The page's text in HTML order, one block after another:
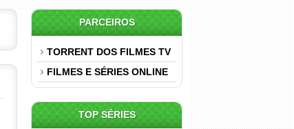
PARCEIROS
TORRENT DOS FILMES TV
FILMES E SÉRIES ONLINE
TOP SÉRIES